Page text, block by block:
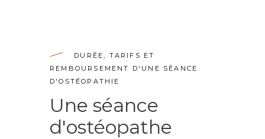
DURÉE, TARIFS ET
REMBOURSEMENT D'UNE SÉANCE
D'OSTÉOPATHIE
Une séance
d'ostéopathe